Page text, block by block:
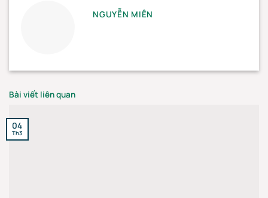
NGUYỄN MIÊN
Bài viết liên quan
04
Th3